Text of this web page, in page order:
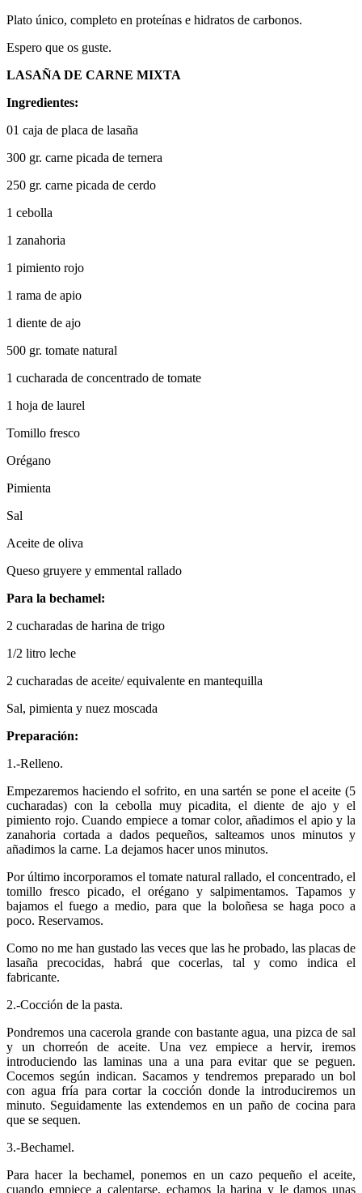
Plato único, completo en proteínas e hidratos de carbonos.
Espero que os guste.
LASAÑA DE CARNE MIXTA
Ingredientes:
01 caja de placa de lasaña
300 gr. carne picada de ternera
250 gr. carne picada de cerdo
1 cebolla
1 zanahoria
1 pimiento rojo
1 rama de apio
1 diente de ajo
500 gr. tomate natural
1 cucharada de concentrado de tomate
1 hoja de laurel
Tomillo fresco
Orégano
Pimienta
Sal
Aceite de oliva
Queso gruyere y emmental rallado
Para la bechamel:
2 cucharadas de harina de trigo
1/2 litro leche
2 cucharadas de aceite/ equivalente en mantequilla
Sal, pimienta y nuez moscada
Preparación:
1.-Relleno.
Empezaremos haciendo el sofrito, en una sartén se pone el aceite (5
cucharadas) con la cebolla muy picadita, el diente de ajo y el
pimiento rojo. Cuando empiece a tomar color, añadimos el apio y la
zanahoria cortada a dados pequeños, salteamos unos minutos y
añadimos la carne. La dejamos hacer unos minutos.
Por último incorporamos el tomate natural rallado, el concentrado, el
tomillo fresco picado, el orégano y salpimentamos. Tapamos y
bajamos el fuego a medio, para que la boloñesa se haga poco a
poco. Reservamos.
Como no me han gustado las veces que las he probado, las placas de
lasaña precocidas, habrá que cocerlas, tal y como indica el
fabricante.
2.-Cocción de la pasta.
Pondremos una cacerola grande con bastante agua, una pizca de sal
y un chorreón de aceite. Una vez empiece a hervir, iremos
introduciendo las laminas una a una para evitar que se peguen.
Cocemos según indican. Sacamos y tendremos preparado un bol
con agua fría para cortar la cocción donde la introduciremos un
minuto. Seguidamente las extendemos en un paño de cocina para
que se sequen.
3.-Bechamel.
Para hacer la bechamel, ponemos en un cazo pequeño el aceite,
cuando empiece a calentarse, echamos la harina y le damos unas